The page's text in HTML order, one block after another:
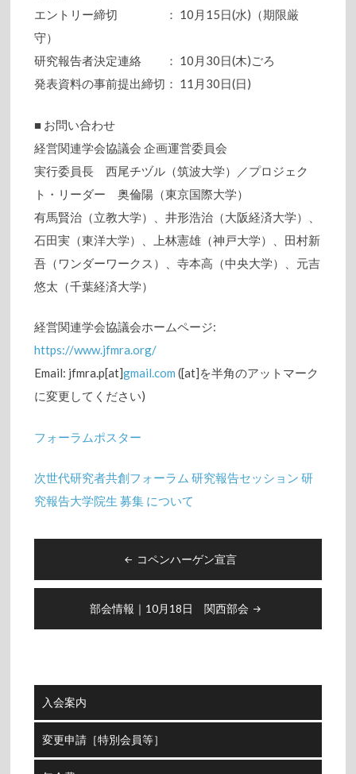
エントリー締切 ： 10月15日(水)（期限厳
守）
研究報告者決定連絡 ： 10月30日(木)ごろ
発表資料の事前提出締切： 11月30日(日)
■ お問い合わせ
経営関連学会協議会 企画運営委員会
実行委員長 西尾チヅル（筑波大学）／プロジェク
ト・リーダー 奥倫陽（東京国際大学）
有馬賢治（立教大学）、井形浩治（大阪経済大学）、
石田実（東洋大学）、上林憲雄（神戸大学）、田村新
吾（ワンダーワークス）、寺本高（中央大学）、元吉
悠太（千葉経済大学）
経営関連学会協議会ホームページ:
https://www.jfmra.org/
Email: jfmra.p[at]gmail.com ([at]を半角のアットマーク
に変更してください)
フォーラムポスター
次世代研究者共創フォーラム 研究報告セッション 研
究報告大学院生 募集 について
ナ
ゲ
ョ
ン
コペンハーゲン宣言
部会情報｜10月18日 関西部会
入会案内
変更申請［特別会員等］